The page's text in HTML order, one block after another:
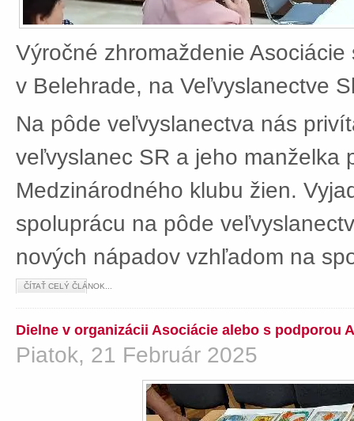
Výročné zhromaždenie
v Belehrade, na Veľvyslanectve
Na pôde veľvyslanectva nás
veľvyslanec SR a jeho manželka
Medzinárodného klubu žien.
spoluprácu na pôde
nových nápadov vzhľadom na
ČÍTAŤ CELÝ ČLÁNOK...
Dielne v organizácii Asociácie alebo s podporou
Piatok, 21 Február 2025